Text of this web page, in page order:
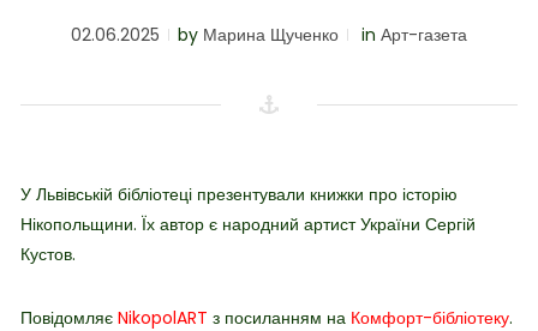
02.06.2025 by Марина Щученко in Арт-газета
У Львівській бібліотеці презентували книжки про історію
Нікопольщини. Їх автор є народний артист України Сергій
Кустов.
Повідомляє NikopolART з посиланням на Комфорт-бібліотеку.